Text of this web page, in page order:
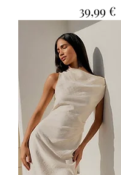
Precio
39,99 €